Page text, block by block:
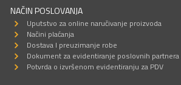
NAČIN POSLOVANJA
Uputstvo za online naručivanje proizvoda
Načini plaćanja
Dostava I preuzimanje robe
Dokument za evidentiranje poslovnih partnera
Potvrda o izvršenom evidentiranju za PDV